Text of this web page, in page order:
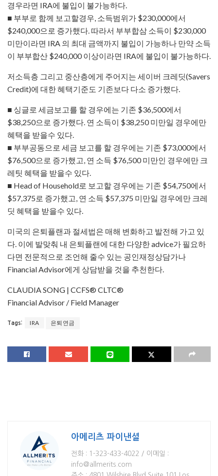
경우라면 IRA에 불입이 불가능하다.
■ 부부로 함께 보고할경우, 소득범위가 $230,000에서
$240,000으로 증가했다. 따라서 부부합삼 소득이 $230,000
미만이라면 IRA 의 최대 금액까지 불입이 가능하나 만약 소득
이 부부합산 $240,000 이상이라면 IRA에 불입이 불가능하다.
저소득층 그리고 중산층에게 주어지는 세이버 크레딧(Savers
Credit)에 대한 혜택기준도 기존보다 다소 증가했다.
■ 싱글로 세금보고를 할 경우에는 기존 $36,500에서
$38,250으로 증가했다. 연 소득이 $38,250 미만일 경우에만
혜택을 받을수 있다.
■ 부부공동으로 세금 보고를 할 경우에는 기존 $73,000에서
$76,500으로 증가했고, 연 소득 $76,500 미만인 경우에만 크
레팃 혜택을 받을수 있다.
■ Head of Household로 보고할 경우에는 기존 $54,750에서
$57,375로 증가했고, 연 소득 $57,375 미만일 경우에만 크레
딧 혜택을 받을수 있다.
미국의 은퇴플랜과 절세법은 매해 변화하고 발전해 가고 있
다. 이에 발맞춰 내 은퇴플랜에 대한 다양한 advice가 필요하
다면 전문적으로 조언해 줄수 있는 공인재정상담가나
Financial Advisor에게 상담받을 것을 추천한다.
CLAUDIA SONG | CCFS® CLTC®
Financial Advisor / Field Manager
Tags: IRA 은퇴연금
아메리츠 파이낸셜
전화 : 1-323-433-4022 / 이메일 :
info@allmerits.com